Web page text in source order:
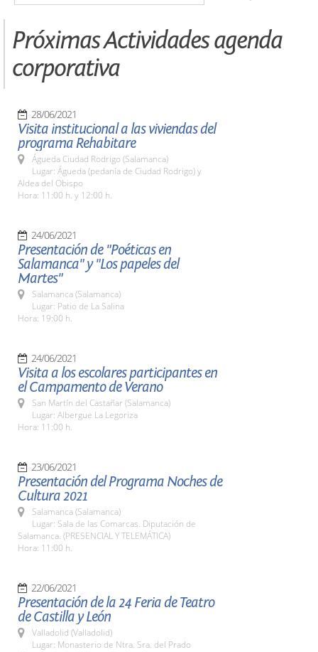
Próximas Actividades agenda
corporativa
28/06/2021
Visita institucional a las viviendas del
programa Rehabitare
Águeda Ciudad Rodrigo (Salamanca)
Lugar: Águeda (pedanía de Ciudad Rodrigo) y
Aldea del Obispo
Hora: 11:00 h. y 12:00 h.
24/06/2021
Presentación de "Poéticas en
Salamanca" y "Los papeles del
Martes"
Salamanca (Salamanca)
Lugar: Patio de La Salina
Hora: 19:00 h.
24/06/2021
Visita a los escolares participantes en
el Campamento de Verano
San Martín del Castañar (Salamanca)
Lugar: Albergue La Legoriza
Hora: 11:00 h.
23/06/2021
Presentación del Programa Noches de
Cultura 2021
Salamanca (Salamanca)
Lugar: Sala de las Comarcas. Diputación de
Salamanca. (PRESENCIAL Y TELEMÁTICA)
Hora: 11:00 h.
22/06/2021
Presentación de la 24 Feria de Teatro
de Castilla y León
Valladolid (Valladolid)
Lugar: Monasterio de Ntra. Sra. del Prado